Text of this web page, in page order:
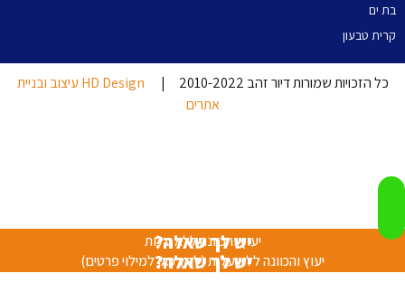
בת ים
קרית טבעון
כל הזכויות שמורות דיור זהב 2010-2022 |
HD Design עיצוב ובניית
אתרים
יש לך שאלה?
יעוץ והכוונה ללא עלות
יש לך שאלה?
יעוץ והכוונה ללא עלות (לחץ כאן למילוי פרטים)